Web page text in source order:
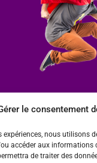
le consentement
expériences, nous utilisons
accéder aux informations
de traiter des